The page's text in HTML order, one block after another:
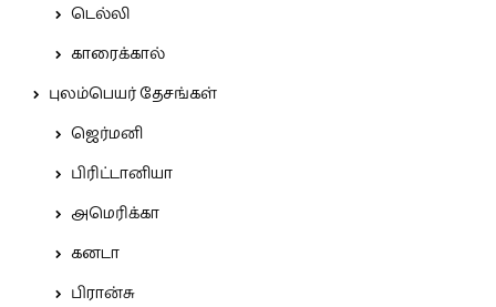
டெல்லி
காரைக்கால்
புலம்பெயர் தேசங்கள்
ஜெர்மனி
பிரிட்டானியா
அமெரிக்கா
கனடா
பிரான்சு